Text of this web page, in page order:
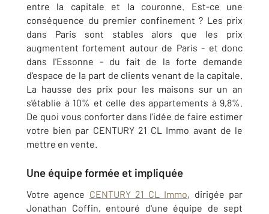
entre la capitale et la couronne. Est-ce une
conséquence du premier confinement ? Les prix
dans Paris sont stables alors que les prix
augmentent fortement autour de Paris - et donc
dans l'Essonne - du fait de la forte demande
d'espace de la part de clients venant de la capitale.
La hausse des prix pour les maisons sur un an
s'établie à 10% et celle des appartements à 9,8%.
De quoi vous conforter dans l'idée de faire estimer
votre bien par CENTURY 21 CL Immo avant de le
mettre en vente.
Une équipe formée et impliquée
Votre agence CENTURY 21 CL Immo, dirigée par
Jonathan Coffin, entouré d'une équipe de sept